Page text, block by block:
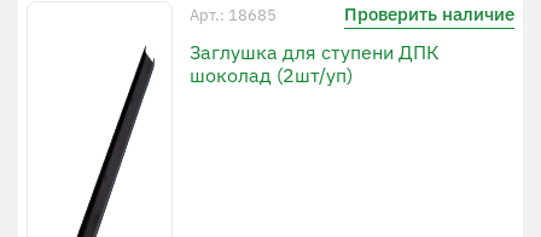
Арт.: 18685 Проверить наличие
Заглушка для ступени ДПК
шоколад (2шт/уп)